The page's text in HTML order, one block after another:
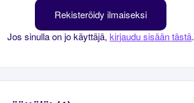
Rekisteröidy ilmaiseksi
Jos sinulla on jo käyttäjä,kirjaudu sisään tästä.